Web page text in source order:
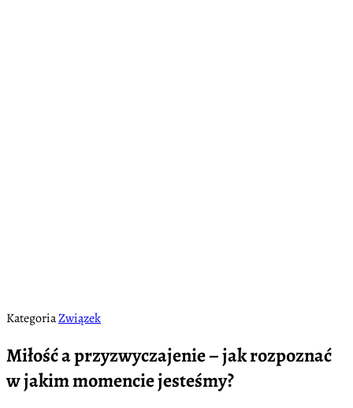
KategoriaZwiązek
Miłość a przyzwyczajenie – jak rozpoznać
w jakim momencie jesteśmy?